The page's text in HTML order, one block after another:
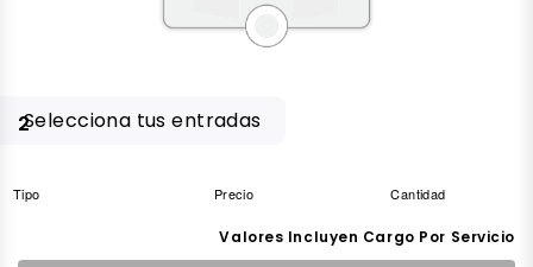
Selecciona tus entradas
2
Tipo Precio Cantidad
Valores Incluyen Cargo Por Servicio